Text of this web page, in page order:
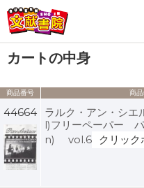
会員登録
ログイン
カートの中身
商品番号 商品
44664
ラルク・アン・シ
l)フリーペーパー
n) vol.6
クリッ